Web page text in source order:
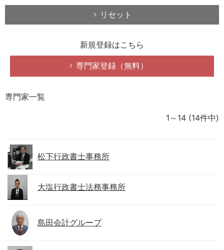
リセット
新規登録はこちら
専門家登録（無料）
専門家一覧
1～14 (14件中)
松下行政書士事務所
大塩行政書士法務事務所
島田会計グループ